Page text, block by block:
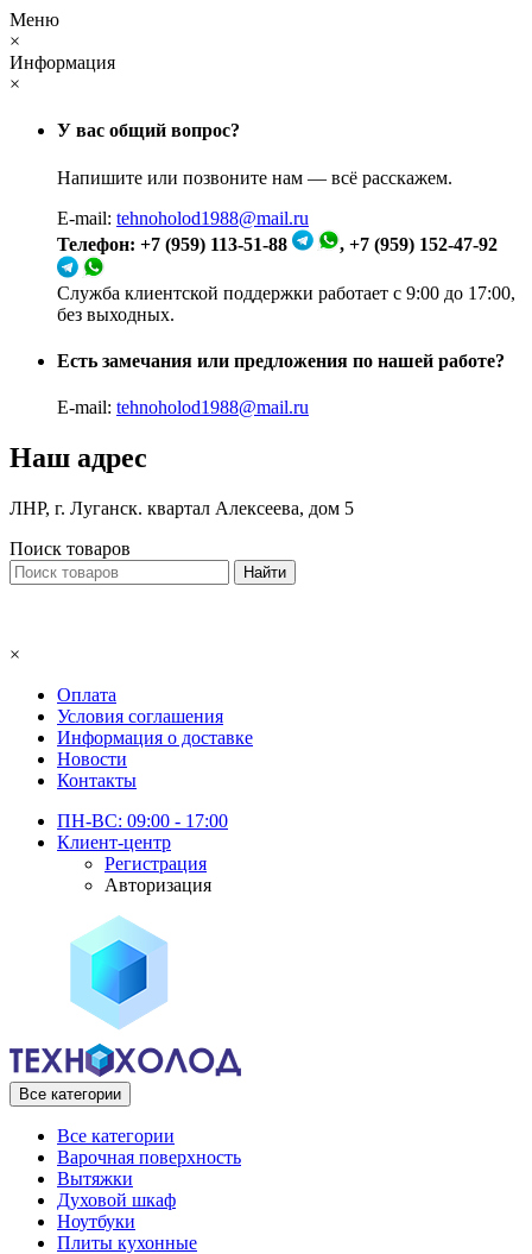
Меню
×
Информация
×
У вас общий вопрос?
Напишите или позвоните нам — всё расскажем.
E-mail: tehnoholod1988@mail.ru
Телефон: +7 (959) 113-51-88
, +7 (959) 152-47-92
Служба клиентской поддержки работает с 9:00 до 17:00,
без выходных.
Есть замечания или предложения по нашей работе?
E-mail: tehnoholod1988@mail.ru
Наш адрес
ЛНР, г. Луганск. квартал Алексеева, дом 5
Поиск товаров
×
Оплата
Условия соглашения
Информация о доставке
Новости
Контакты
ПН-ВС: 09:00 - 17:00
Клиент-центр
Регистрация
Авторизация
Все категории
Все категории
Варочная поверхность
Вытяжки
Духовой шкаф
Ноутбуки
Плиты кухонные